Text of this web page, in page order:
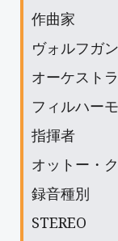
作曲家
ヴォルフガ
オーケストラ
フィルハー
指揮者
オットー・
録音種別
STEREO